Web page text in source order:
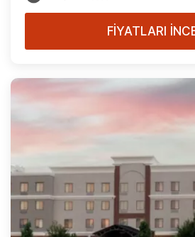
FİYATLARI